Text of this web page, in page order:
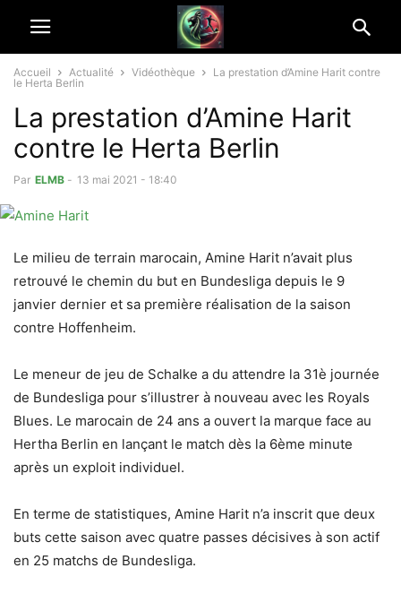
Accueil Actualité Vidéothèque
La prestation d’Amine Harit contre
le Herta Berlin
La prestation d’Amine Harit
contre le Herta Berlin
Par ELMB - 13 mai 2021 - 18:40
Le milieu de terrain marocain, Amine Harit n’avait plus
retrouvé le chemin du but en Bundesliga depuis le 9
janvier dernier et sa première réalisation de la saison
contre Hoffenheim.
Le meneur de jeu de Schalke a du attendre la 31è journée
de Bundesliga pour s’illustrer à nouveau avec les Royals
Blues. Le marocain de 24 ans a ouvert la marque face au
Hertha Berlin en lançant le match dès la 6ème minute
après un exploit individuel.
En terme de statistiques, Amine Harit n’a inscrit que deux
buts cette saison avec quatre passes décisives à son actif
en 25 matchs de Bundesliga.